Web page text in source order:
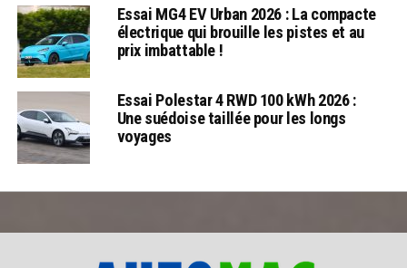
Essai MG4 EV Urban 2026 : La compacte
électrique qui brouille les pistes et au
prix imbattable !
Essai Polestar 4 RWD 100 kWh 2026 :
Une suédoise taillée pour les longs
voyages